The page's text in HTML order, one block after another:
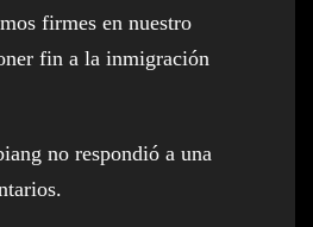
firmes en nuestro
fin a la inmigración
no respondió a una